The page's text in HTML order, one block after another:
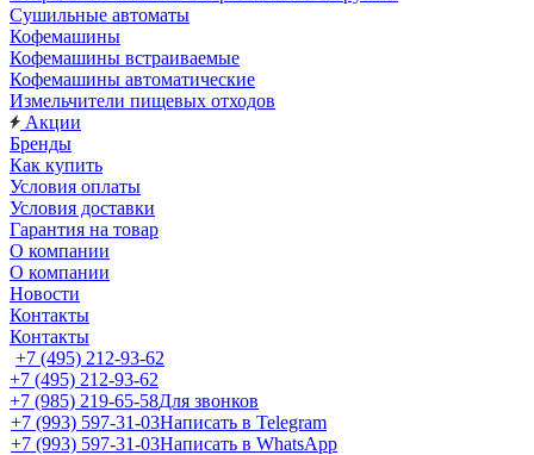
Сушильные автоматы
Кофемашины
Кофемашины встраиваемые
Кофемашины автоматические
Измельчители пищевых отходов
Акции
Бренды
Как купить
Условия оплаты
Условия доставки
Гарантия на товар
О компании
О компании
Новости
Контакты
Контакты
+7 (495) 212-93-62
+7 (495) 212-93-62
+7 (985) 219-65-58Для звонков
+7 (993) 597-31-03Написать в Telegram
+7 (993) 597-31-03Написать в WhatsApp